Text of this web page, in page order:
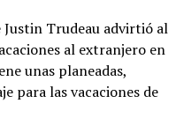
Trudeau advirtió al
al extranjero en
unas planeadas,
para las vacaciones de